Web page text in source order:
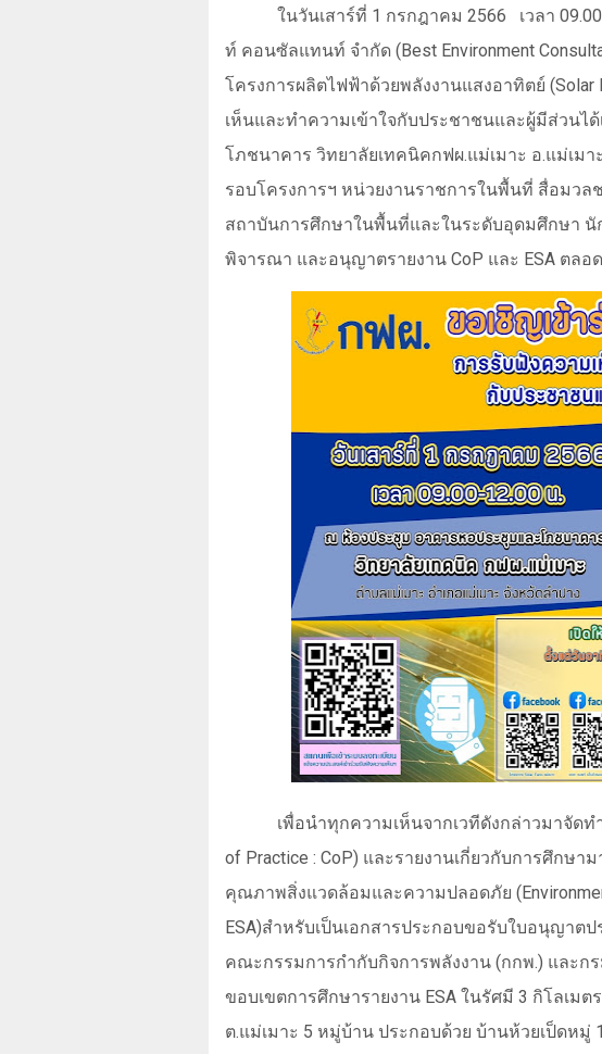
ในวันเสาร์ที่ 1 กรกฎาคม 2566
เวลา
ท์ คอนซัลแทนท์ จำกัด (Best Environment
โครงการผลิตไฟฟ้าด้วยพลังงานแสงอาทิตย์ (Solar
เห็นและทำความเข้าใจกับประชาชนและผู้มีส่วนไ
โภชนาคาร วิทยาลัยเทคนิคกฟผ.แม่เมาะ อ.แม่เม
รอบโครงการฯ หน่วยงานราชการในพื้นที่ สื่อมวล
สถาบันการศึกษาในพื้นที่และในระดับอุดมศึกษา
พิจารณา และอนุญาตรายงาน CoP และ ESA ตลอ
เพื่อนำทุกความเห็นจากเวทีดังกล่าวมาจัด
of Practice : CoP) และรายงานเกี่ยวกับการศึกษา
คุณภาพสิ่งแวดล้อมและความปลอดภัย (
ESA)สำหรับเป็นเอกสารประกอบขอรับใบอนุญาต
คณะกรรมการกำกับกิจการพลังงาน (กกพ.) และก
ขอบเขตการศึกษารายงาน ESA ในรัศมี 3 กิโลเม
ต.แม่เมาะ 5 หมู่บ้าน ประกอบด้วย บ้านห้วยเป็ดหมู่ 1